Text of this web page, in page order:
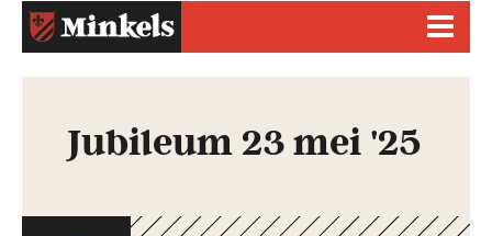
Jubileum 23 mei '25